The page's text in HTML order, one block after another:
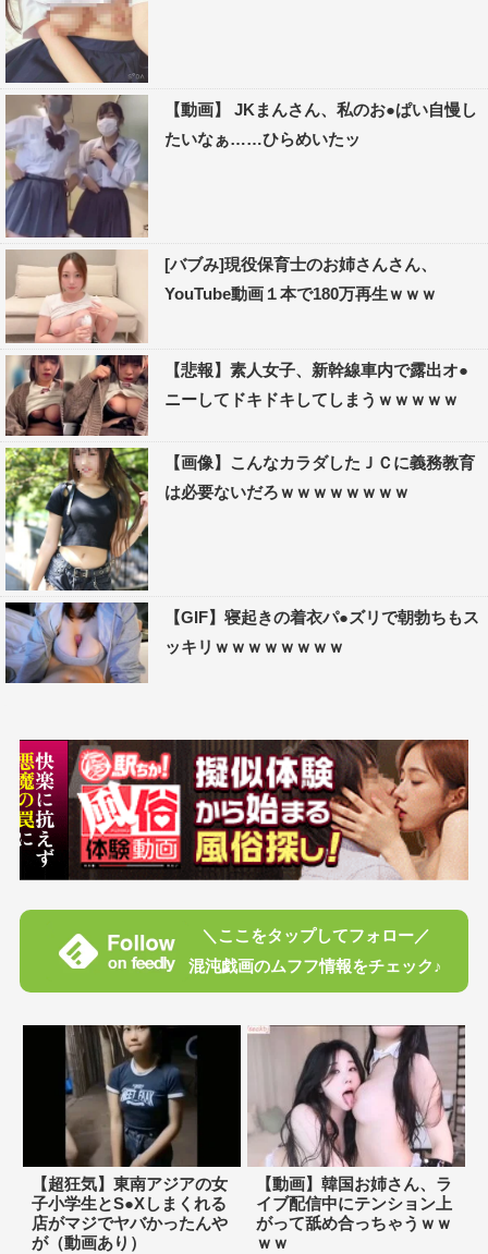
【動画】 JKまんさん、私のお●ぱい自慢し
たいなぁ……ひらめいたッ
[バブみ]現役保育士のお姉さんさん、
YouTube動画１本で180万再生ｗｗｗ
【悲報】素人女子、新幹線車内で露出オ●
ニーしてドキドキしてしまうｗｗｗｗｗ
【画像】こんなカラダしたＪＣに義務教育
は必要ないだろｗｗｗｗｗｗｗｗ
【GIF】寝起きの着衣パ●ズリで朝勃ちもス
ッキリｗｗｗｗｗｗｗｗ
＼ここをタップしてフォロー／
混沌戯画のムフフ情報をチェック♪
【超狂気】東南アジアの女
子小学生とS●Xしまくれる
店がマジでヤバかったんや
が（動画あり）
【動画】韓国お姉さん、ラ
イブ配信中にテンション上
がって舐め合っちゃうｗｗ
ｗｗ